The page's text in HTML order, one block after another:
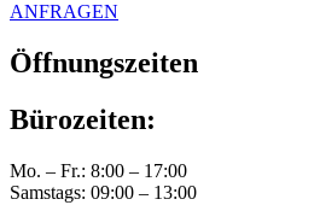
ANFRAGEN
Öffnungszeiten
Bürozeiten:
Mo. – Fr.: 8:00 – 17:00
Samstags: 09:00 – 13:00